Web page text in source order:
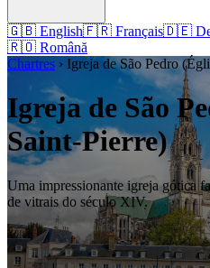
🇬🇧 English🇫🇷 Français🇩🇪
🇷🇴 Română
Chartres › Igreja de São Pedro
Igreja de São
Saint-Pierre)
Uma impressionante igreja gótica
de vitrais do século XIV.